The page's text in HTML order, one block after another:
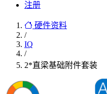
注册
硬件资料
/
IQ
/
2*直梁基础附件套装